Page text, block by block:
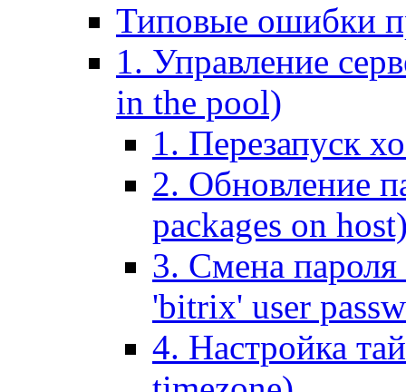
Типовые ошибки
1. Управление
in the pool)
1. Перезапуск
2. Обновление
packages on
3. Смена пароля
'bitrix' user
4. Настройка